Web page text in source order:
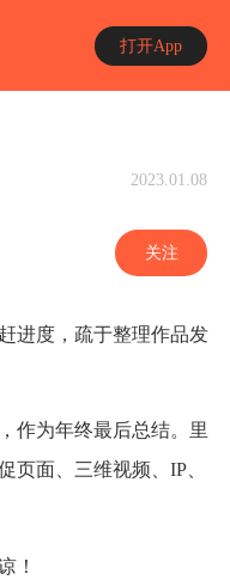
打开App
2023.01.08
关注
进度，疏于整理作品发
作为年终最后总结。里
页面、三维视频、IP、
！